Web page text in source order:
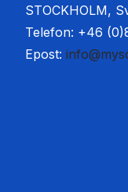
STOCKHOLM,
Telefon: +46
Epost: